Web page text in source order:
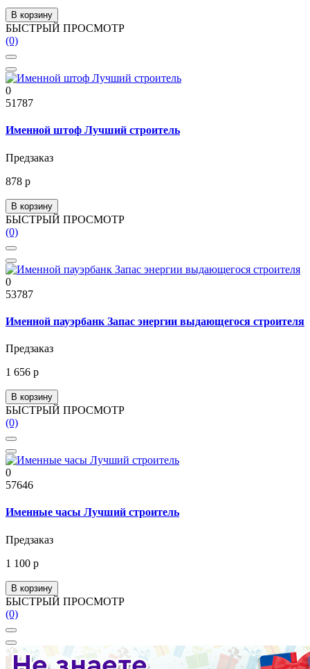
В корзину
БЫСТРЫЙ ПРОСМОТР
(0)
0
51787
Именной штоф Лучший строитель
Предзаказ
878 р
В корзину
БЫСТРЫЙ ПРОСМОТР
(0)
0
53787
Именной пауэрбанк Запас энергии выдающегося строителя
Предзаказ
1 656 р
В корзину
БЫСТРЫЙ ПРОСМОТР
(0)
0
57646
Именные часы Лучший строитель
Предзаказ
1 100 р
В корзину
БЫСТРЫЙ ПРОСМОТР
(0)